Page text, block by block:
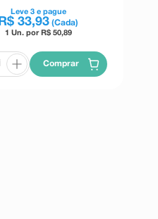
Leve 3e pague
R$ 33,93 (Cada)
1 Un. por R$ 50,89
Comprar